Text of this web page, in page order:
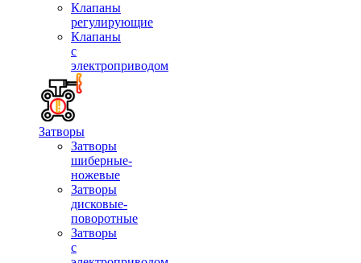
Клапаны
регулирующие
Клапаны
с
электроприводом
Затворы
Затворы
шиберные-
ножевые
Затворы
дисковые-
поворотные
Затворы
с